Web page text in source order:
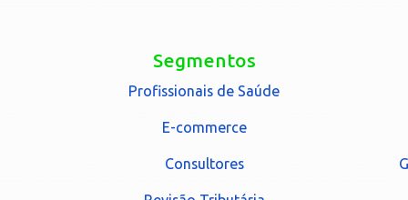
Segmentos
Profissionais de Saúde
E-commerce
Consultores